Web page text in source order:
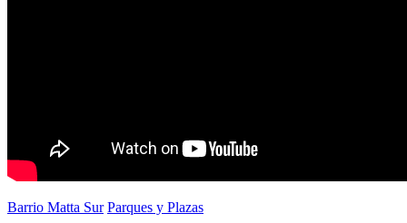
Barrio Matta Sur Parques y Plazas